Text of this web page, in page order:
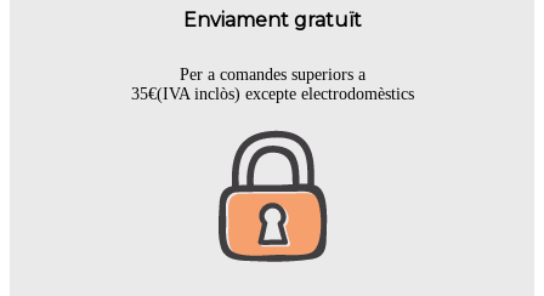
Enviament gratuït
Per a comandes superiors a
35€(IVA inclòs) excepte electrodomèstics